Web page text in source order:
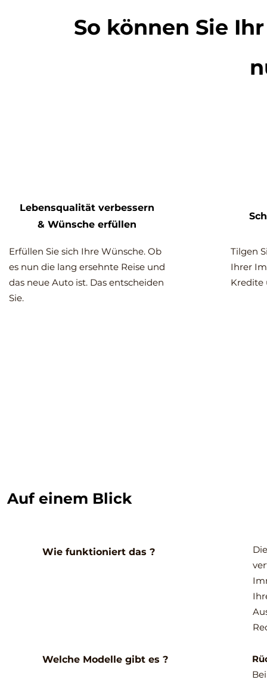
So können Sie
Lebensqualität verbessern
& Wünsche erfüllen
Erfüllen Sie sich Ihre Wünsche. Ob
es nun die lang ersehnte Reise und
das neue Auto ist. Das entscheiden
Sie.
Tilgen
Ihrer
Kredite
Auf einem Blick
Wie funktioniert das ?
Welche Modelle gibt es ?